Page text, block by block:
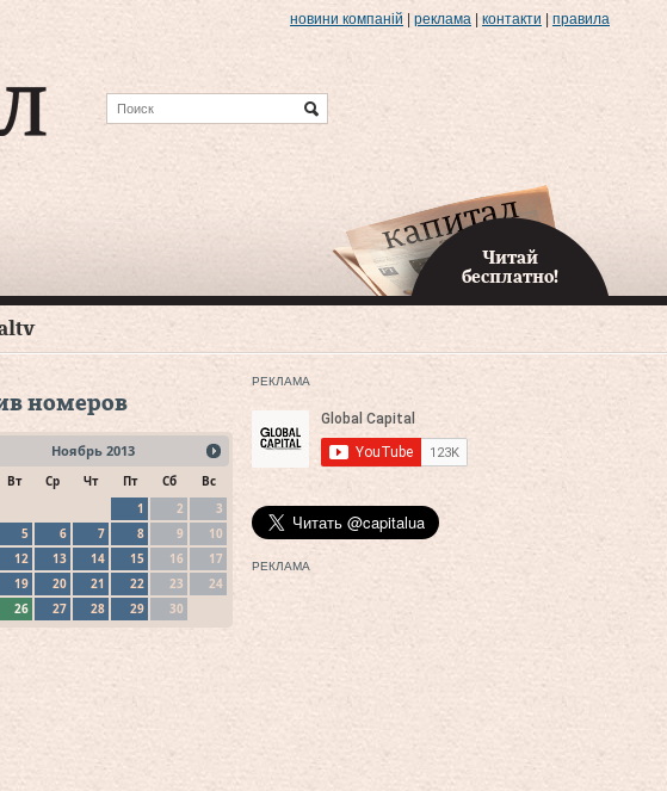
новини компаній реклама контакти правила
Читай
бесплатно!
номеров
Ноябрь 2013
Вт Ср Чт Пт Сб
Вс
1
2
3
5 6 7 8 9
10
12 13 14 15 16
17
19 20 21 22 23
24
26 27 28 29 30
РЕКЛАМА
РЕКЛАМА